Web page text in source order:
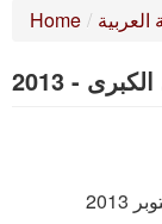
Home /
- 2013